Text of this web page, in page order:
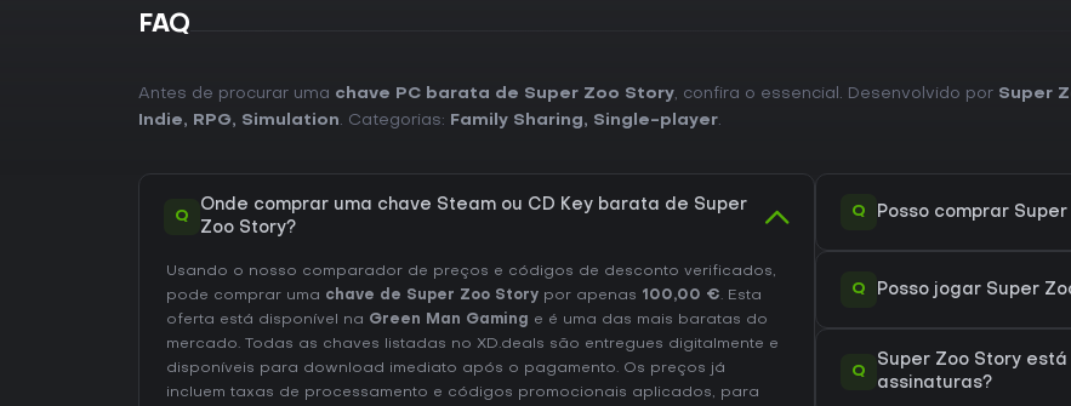
FAQ
Antes de procurar uma chave PC barata de Super Zoo Story, confira o essencial. Desenvolvido por Super
Indie, RPG, Simulation. Categorias: Family Sharing, Single-player.
Q
Onde comprar uma chave Steam ou CD Key barata de Super
Zoo Story?
Usando o nosso comparador de preços e códigos de desconto verificados,
pode comprar uma chave de Super Zoo Story por apenas 100,00 €. Esta
oferta está disponível na Green Man Gaming e é uma das mais baratas do
mercado. Todas as chaves listadas no XD.deals são entregues digitalmente e
disponíveis para download imediato após o pagamento. Os preços já
incluem taxas de processamento e códigos promocionais aplicados, para
Q Posso comprar
Q Posso jogar Super
Q
Super Zoo Story está
assinaturas?